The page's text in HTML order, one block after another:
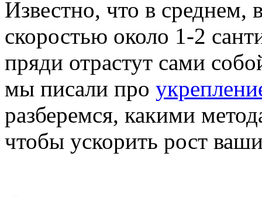
Известно, что в среднем,
скоростью около 1-2
пряди отрастут сами
мы писали про
разберемся, какими
чтобы ускорить рост